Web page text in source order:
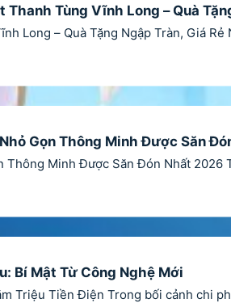
Tùng Vĩnh Long – Quà
Long – Quà Tặng Ngập Tràn, Giá
Gọn Thông Minh Được Săn
Thông Minh Được Săn Đón Nhất
Bí Mật Từ Công Nghệ Mới
Triệu Tiền Điện Trong bối cảnh chi